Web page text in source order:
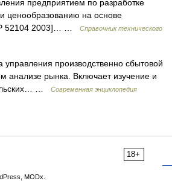
предприятием по разработке
ценообразованию на основе
Р 52104 2003]… …
Справочник технического
производственно сбытовой
анализе рынка. Включает изучение и
…
Современная энциклопедия
18+
MODx.